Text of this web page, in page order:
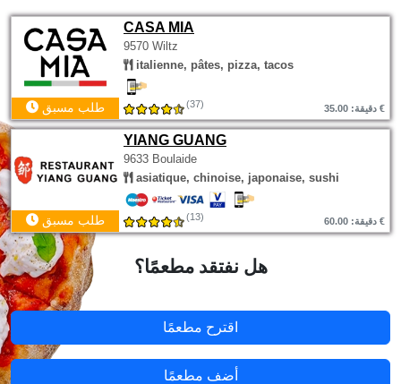
CASA MIA
9570 Wiltz
italienne, pâtes, pizza, tacos
طلب مسبق (37) دقيقة: 35.00 €
YIANG GUANG
9633 Boulaide
asiatique, chinoise, japonaise, sushi
طلب مسبق (13) دقيقة: 60.00 €
هل نفتقد مطعمًا؟
اقترح مطعمًا
أضف مطعمًا